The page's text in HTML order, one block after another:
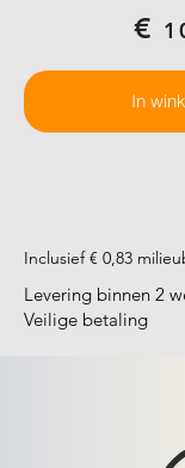
€
In
Inclusief € 0,83
Levering binnen 2
Veilige betaling